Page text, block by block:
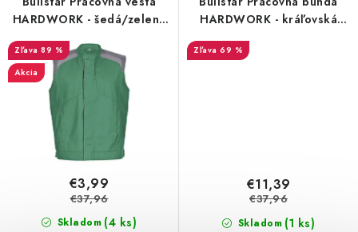
LacnoBlog
Kontakty, O nás
Dopravné a Platby
Vratky a Reklamácie
Obchodné podmienky
Reklamačný poriadok
HARDWORK - šedá/zelená
89 %
Akcia
Skladom (4 ks)
€3,99
€37,96
HARDWORK - kráľovská
modrá 1804 s námorníckou/
69 %
Skladom (1 ks)
€11,39
€37,96